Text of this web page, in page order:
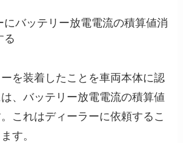
にバッテリー放電電流の積算値消
る
を装着したことを車両本体に認
、バッテリー放電電流の積算値
これはディーラーに依頼するこ
す。